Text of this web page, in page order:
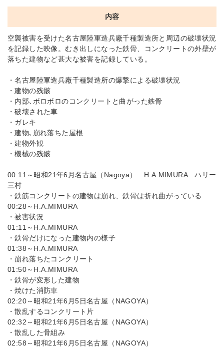
内容
空襲被害を受けた名古屋陸軍造兵廠千種製造所と周辺の破壊状況
を記録した映像。むき出しになった鉄骨、コンクリートの外壁が
落ちた建物など甚大な被害を記録している。
・名古屋陸軍造兵廠千種製造所の爆撃による破壊状況
・建物の残骸
・内部､ボロボロのコンクリートと曲がった鉄骨
・破壊された車
・ガレキ
・建物､崩れ落ちた屋根
・建物外観
・機械の残骸
00:11～昭和21年6月名古屋（Nagoya） H.A.MIMURA ハリー
三村
・鉄筋コンクリートの建物は崩れ、鉄骨は折れ曲がっている
00:28～H.A.MIMURA
・被害状況
01:11～H.A.MIMURA
・鉄骨だけになった建物内の様子
01:38～H.A.MIMURA
・崩れ落ちたコンクリート
01:50～H.A.MIMURA
・鉄骨が変形した建物
・焼けた消防車
02:20～昭和21年6月5日名古屋（NAGOYA）
・散乱するコンクリート片
02:32～昭和21年6月5日名古屋（NAGOYA）
・散乱した骨組み
02:58～昭和21年6月5日名古屋（NAGOYA）